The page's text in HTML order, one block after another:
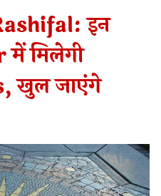
इन
में मिलेगी
खुल जाएंगे